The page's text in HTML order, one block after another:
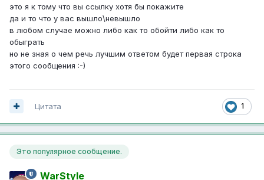
это я к тому что вы ссылку хотя бы покажите
да и то что у вас вышло\невышло
в любом случае можно либо как то обойти либо как то
обыграть
но не зная о чем речь лучшим ответом будет первая строка
этого сообщения :-)
1
Цитата
Это популярное сообщение.
WarStyle